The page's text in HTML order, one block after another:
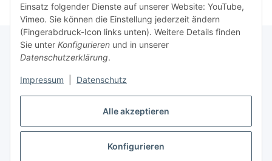
Alle akzeptieren
Konfigurieren
Einsatz folgender Dienste auf unserer Website: YouTube,
Vimeo. Sie können die Einstellung jederzeit ändern
(Fingerabdruck-Icon links unten). Weitere Details finden
Sie unter Konfigurieren und in unserer
Datenschutzerklärung.
Impressum Datenschutz
Vertrag widerrufen